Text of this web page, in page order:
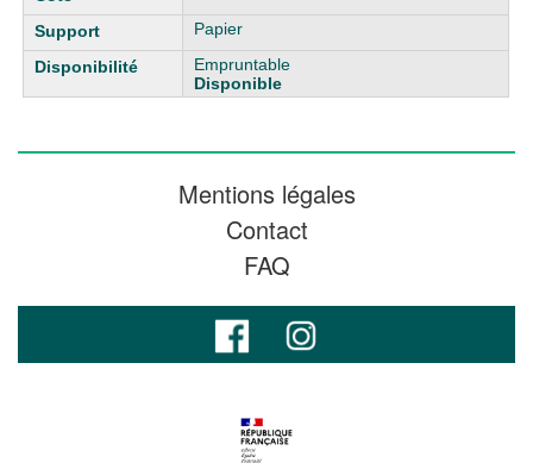
Papier
Empruntable
Disponible
Mentions légales
Contact
FAQ